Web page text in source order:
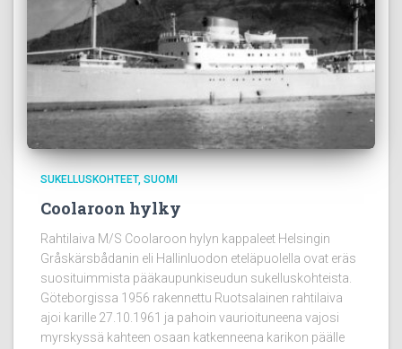
SUKELLUSKOHTEET SUOMI
Coolaroon hylky
Rahtilaiva M/S Coolaroon hylyn kappaleet Helsingin
Gråskärsbådanin eli Hallinluodon eteläpuolella ovat eräs
suosituimmista pääkaupunkiseudun sukelluskohteista.
Göteborgissa 1956 rakennettu Ruotsalainen rahtilaiva
ajoi karille 27.10.1961 ja pahoin vaurioituneena vajosi
myrskyssä kahteen osaan katkenneena karikon päälle